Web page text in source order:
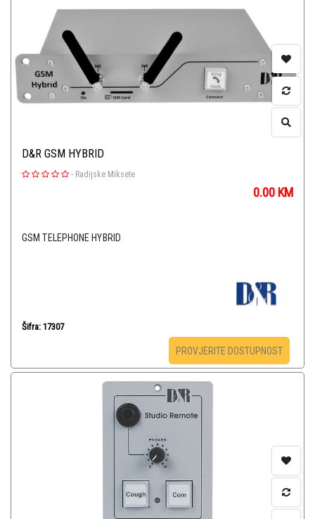
D&R GSM HYBRID
- Radijske Miksete
0.00 KM
GSM TELEPHONE HYBRID
Šifra: 17307
PROVJERITE DOSTUPNOST